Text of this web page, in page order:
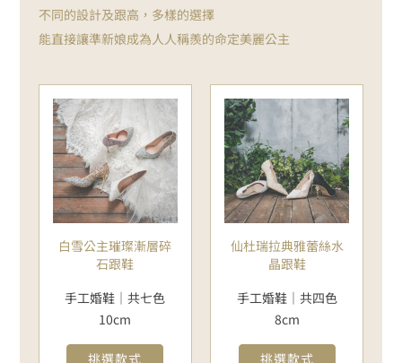
不同的設計及跟高，多樣的選擇
能直接讓準新娘成為人人稱羨的命定美麗公主
白雪公主璀璨漸層碎
石跟鞋
手工婚鞋｜共七色
10cm
挑選款式
仙杜瑞拉典雅蕾絲水
晶跟鞋
手工婚鞋｜共四色
8cm
挑選款式